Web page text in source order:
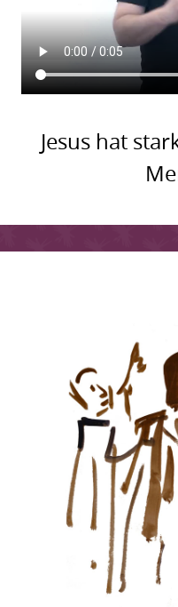
Jesus hat